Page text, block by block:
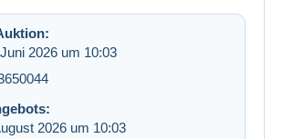
2026 um 10:03
2026 um 10:03